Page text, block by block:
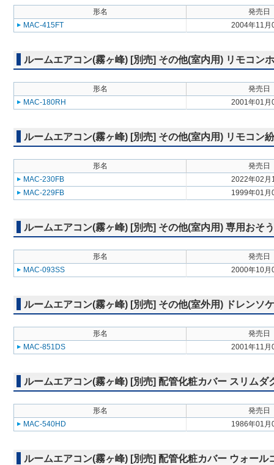
形名
発売日
MAC-415FT
2004年11月
ルームエアコン(霧ヶ峰) [別売] その他(室内用) リモコン
形名
発売日
MAC-180RH
2001年01月
ルームエアコン(霧ヶ峰) [別売] その他(室内用) リモコン
形名
発売日
MAC-230FB
2022年02月
MAC-229FB
1999年01月
ルームエアコン(霧ヶ峰) [別売] その他(室内用) 専用おそ
形名
発売日
MAC-093SS
2000年10月
ルームエアコン(霧ヶ峰) [別売] その他(室外用) ドレンソ
形名
発売日
MAC-851DS
2001年11月
ルームエアコン(霧ヶ峰) [別売] 配管化粧カバー スリムダ
形名
発売日
MAC-540HD
1986年01月
ルームエアコン(霧ヶ峰) [別売] 配管化粧カバー ウォール